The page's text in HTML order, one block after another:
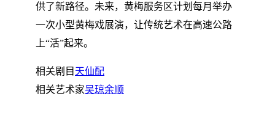
供了新路径。未来，黄梅服务区计划每月举办
一次小型黄梅戏展演，让传统艺术在高速公路
上“活”起来。
相关剧目 天仙配
相关艺术家吴琼余顺